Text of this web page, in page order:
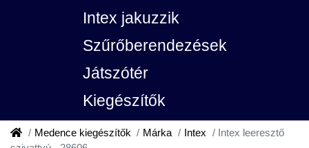
Intex jakuzzik
Szűrőberendezések
Játszótér
Kiegészítők
Medence kiegészítők Márka Intex
Intex leeresztő